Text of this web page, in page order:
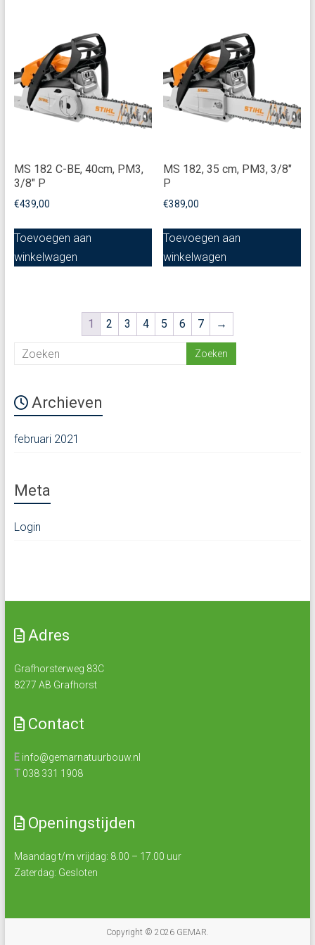
MS 182 C-BE, 40cm, PM3,
3/8" P
€439,00
Toevoegen aan
winkelwagen
MS 182, 35 cm, PM3, 3/8"
P
€389,00
Toevoegen aan
winkelwagen
1 2 3 4 5 6 7 →
Archieven
februari 2021
Meta
Login
Adres
Grafhorsterweg 83C
8277 AB Grafhorst
Contact
E info@gemarnatuurbouw.nl
T 038 331 1908
Openingstijden
Maandag t/m vrijdag: 8.00 – 17.00 uur
Zaterdag: Gesloten
Copyright © 2026 GEMAR.